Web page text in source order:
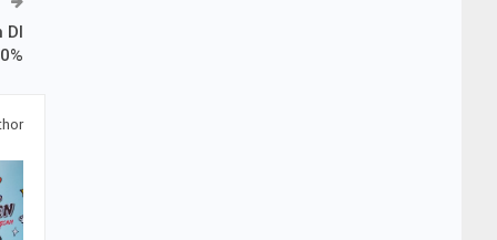
DI